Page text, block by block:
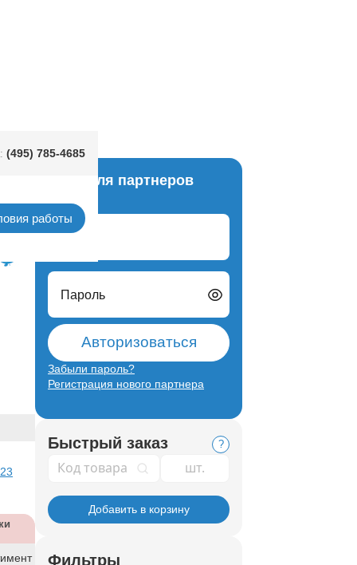
(495) 785-4685
работы
Вход для партнеров
Логин
Пароль
Авторизоваться
Забыли пароль?
Регистрация нового партнера
Быстрый заказ ?
Код товара
Добавить в корзину
Фильтры